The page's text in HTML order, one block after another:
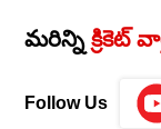
మరిన్ని క్రికెట్
Follow Us